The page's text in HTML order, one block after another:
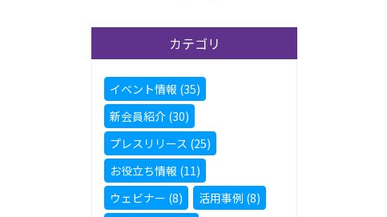
カテゴリ
イベント情報 (35)
新会員紹介 (30)
プレスリリース (25)
お役立ち情報 (11)
ウェビナー (8)
活用事例 (8)